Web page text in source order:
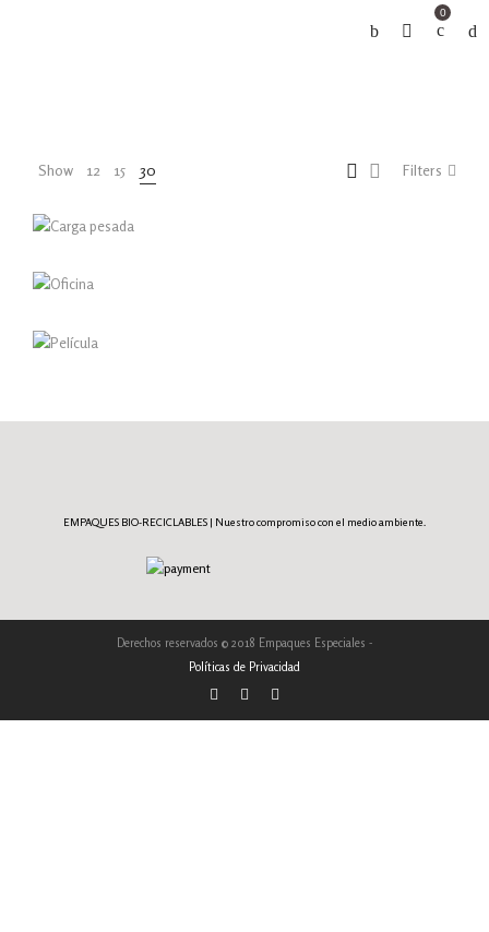
0
Show 12 15 30 Filters
EMPAQUES BIO-RECICLABLES | Nuestro compromiso con el medio ambiente.
Derechos reservados © 2018 Empaques Especiales -
Políticas de Privacidad